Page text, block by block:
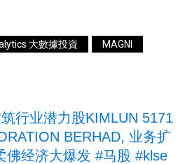
大數據投資 MAGNI
行业潜力股KIMLUN 5171
BERHAD, 业务扩
佛经济大爆发 #马股 #klse